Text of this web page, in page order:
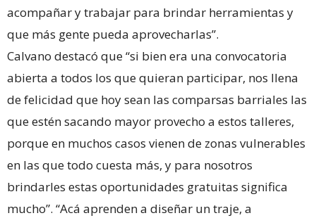
acompañar y trabajar para brindar herramientas y
que más gente pueda aprovecharlas”.
Calvano destacó que “si bien era una convocatoria
abierta a todos los que quieran participar, nos llena
de felicidad que hoy sean las comparsas barriales las
que estén sacando mayor provecho a estos talleres,
porque en muchos casos vienen de zonas vulnerables
en las que todo cuesta más, y para nosotros
brindarles estas oportunidades gratuitas significa
mucho”. “Acá aprenden a diseñar un traje, a